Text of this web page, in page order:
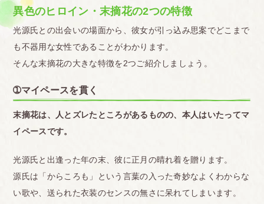
異色のヒロイン・末摘花の2つの特徴
光源氏との出会いの場面から、彼女が引っ込み思案でどこまで
も不器用な女性であることがわかります。
そんな末摘花の大きな特徴を2つご紹介しましょう。
➀マイペースを貫く
末摘花は、人とズレたところがあるものの、本人はいたってマ
イペースです。
光源氏と出逢った年の末、彼に正月の晴れ着を贈ります。
源氏は「からころも」という言葉の入った奇妙なよくわからな
い歌や、送られた衣装のセンスの無さに呆れてしまいます。